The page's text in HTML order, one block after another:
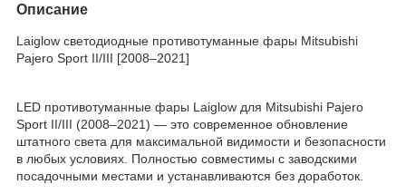
Описание
Laiglow светодиодные противотуманные фары Mitsubishi
Pajero Sport II/III [2008–2021]
LED противотуманные фары Laiglow для Mitsubishi Pajero
Sport II/III (2008–2021) — это современное обновление
штатного света для максимальной видимости и безопасности
в любых условиях. Полностью совместимы с заводскими
посадочными местами и устанавливаются без доработок.